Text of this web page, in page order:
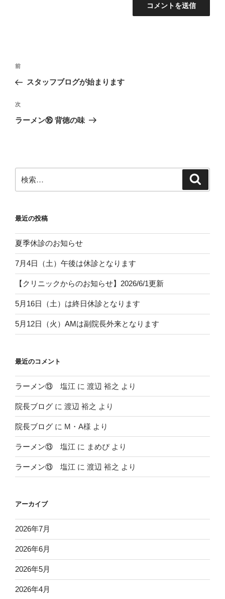
投
ナ
ビ
ゲ
ン
前
の
稿
前
スタッフブログが始まります
次
の
次
ラーメン⑯ 背徳の味
索:
最近の投稿
夏季休診のお知らせ
7月4日（土）午後は休診となります
【クリニックからのお知らせ】2026/6/1更新
5月16日（土）は終日休診となります
5月12日（火）AMは副院長外来となります
最近のコメント
ラーメン⑬ 塩江 に 渡辺 裕之 より
院長ブログ に 渡辺 裕之 より
院長ブログ に M・A様 より
ラーメン⑬ 塩江 に まめぴより
ラーメン⑬ 塩江 に 渡辺 裕之 より
アーカイブ
2026年7月
2026年6月
2026年5月
2026年4月